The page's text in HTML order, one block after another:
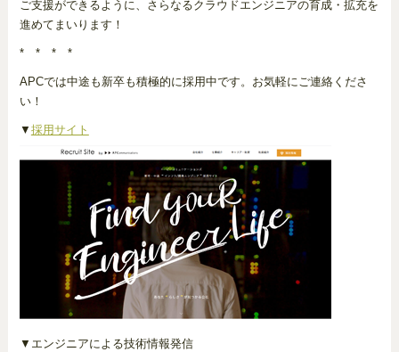
ご支援ができるように、さらなるクラウドエンジニアの育成・拡充を
進めてまいります！
* * * *
APCでは中途も新卒も積極的に採用中です。お気軽にご連絡くださ
い！
▼ 採用サイト
▼エンジニアによる技術情報発信